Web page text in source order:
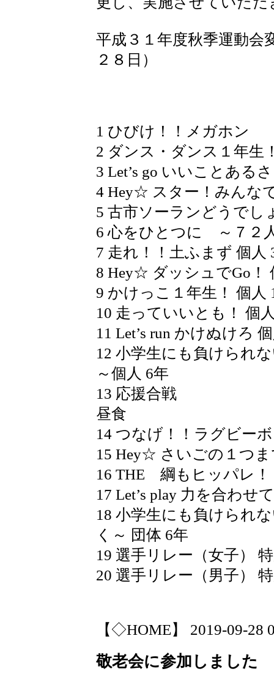
平成３１年度秋季運動会
２８日）
1 ひびけ！！メガ
2 ダンス・ダンス１年
3 Let’s go いいことある
4 Hey☆ スター！みんな
5 古市ソーランどうでし
6 心をひとつに ～７２
7 走れ！！土ふまず 個人
8 Hey☆ ダッシュでGo！
9 かけっこ１年生！ 個人
10 走っていいとも！ 個
11 Let’s run かけぬけろ
12 小学生にも負けられ
～個人 6年
13 応援合戦
昼食
14 つなげ！！ラグビー
15 Hey☆ さいごの１つま
16 THE 綱もヒッパレ！
17 Let’s play 力を合わせ
18 小学生にも負けられ
く～ 団体 6年
19 選手リレー（女子）
20 選手リレー（男子）
【◇HOME】 2019-09-28
敬老会に参加しました